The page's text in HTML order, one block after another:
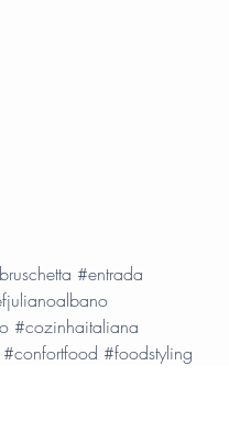
#entrada
#cozinhaitaliana
#confortfood #foodstyling